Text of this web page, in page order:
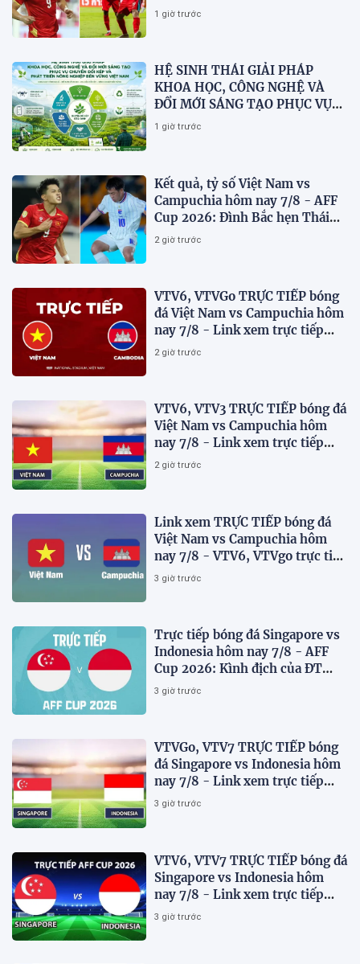
dừng bước
1 giờ trước
HỆ SINH THÁI GIẢI PHÁP
KHOA HỌC, CÔNG NGHỆ VÀ
ĐỔI MỚI SÁNG TẠO PHỤC VỤ
CHUYỂN ĐỔI KÉP VÀ PHÁT
1 giờ trước
Kết quả, tỷ số Việt Nam vs
Campuchia hôm nay 7/8 - AFF
Cup 2026: Đình Bắc hẹn Thái
Lan ở chung kết?
2 giờ trước
VTV6, VTVGo TRỰC TIẾP bóng
đá Việt Nam vs Campuchia hôm
nay 7/8 - Link xem trực tiếp
AFF Cup 2026 mới nhất
2 giờ trước
VTV6, VTV3 TRỰC TIẾP bóng đá
Việt Nam vs Campuchia hôm
nay 7/8 - Link xem trực tiếp
AFF Cup 2026 mới nhất
2 giờ trước
Link xem TRỰC TIẾP bóng đá
Việt Nam vs Campuchia hôm
nay 7/8 - VTV6, VTVgo trực tiếp
AFF Cup 2026
3 giờ trước
Trực tiếp bóng đá Singapore vs
Indonesia hôm nay 7/8 - AFF
Cup 2026: Kình địch của ĐT
Việt Nam thua đau?
3 giờ trước
VTVGo, VTV7 TRỰC TIẾP bóng
đá Singapore vs Indonesia hôm
nay 7/8 - Link xem trực tiếp
AFF Cup 2026 mới nhất
3 giờ trước
VTV6, VTV7 TRỰC TIẾP bóng đá
Singapore vs Indonesia hôm
nay 7/8 - Link xem trực tiếp
AFF Cup 2026 mới nhất
3 giờ trước